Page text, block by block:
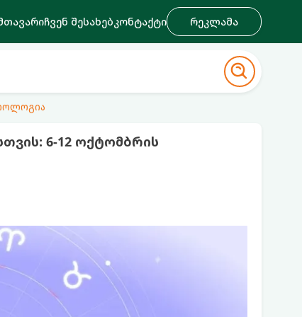
ჩვენ შესახებკონტაქტი რეკლამა
6-12 ოქტომბრის